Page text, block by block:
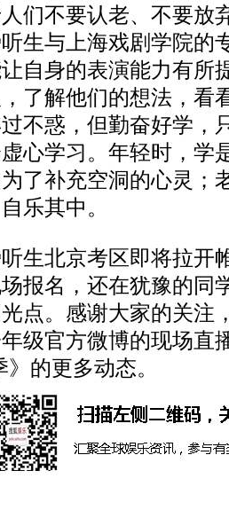
们不要认老、不要放
生与上海戏剧学院的
自身的表演能力有所
了解他们的想法，看
不惑，但勤奋好学，
心学习。年轻时，学
了补充空洞的心灵；
乐其中。
北京考区即将拉开
报名，还在犹豫的同
点。感谢大家的关注
级官方微博的现场直
的更多动态。